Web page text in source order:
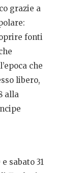
grazie a
fonti
che
libero,
alla
sabato 31